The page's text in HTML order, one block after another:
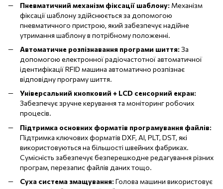
Пневматичний механізм фіксації шаблону: Механізм
фіксації шаблону здійснюється за допомогою
пневматичного пристрою, який забезпечує надійне
утримання шаблону в потрібному положенні.
Автоматичне розпізнавання програми шиття: За
допомогою електронної радіочастотної автоматичної
ідентифікації RFID машина автоматично розпізнає
відповідну програму шиття.
Універсальний кнопковий + LCD сенсорний екран:
Забезпечує зручне керування та моніторинг робочих
процесів.
Підтримка основних форматів програмування файлів:
Підтримка ключових форматів DXF, AI, PLT, DST, які
використовуються на більшості швейних фабриках.
Сумісність забезпечує безперешкодне редагування різних
програм, перезапис файлів даних тощо.
Суха система змащування: Голова машини використовує